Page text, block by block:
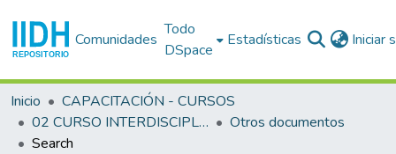
Comunidades
Todo
DSpace
Estadísticas Iniciar
Inicio
CAPACITACIÓN - CURSOS
02 CURSO INTERDISCIPLINARIO EN DERECHOS HUMANOS (2o. : 1984 sep. 3-14 : San José)
Otros documentos
Search